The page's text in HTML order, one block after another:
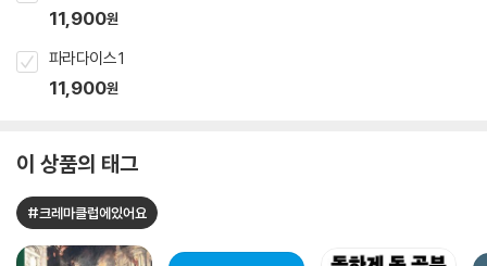
11,900원
파라다이스 1
11,900원
이 상품의 태그
#크레마클럽에있어요